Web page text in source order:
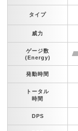
タイプ
威力
ゲージ数
(Energy)
発動時間
トータル
時間
DPS